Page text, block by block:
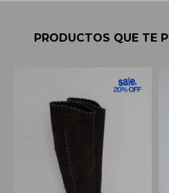
PRODUCTOS QUE TE